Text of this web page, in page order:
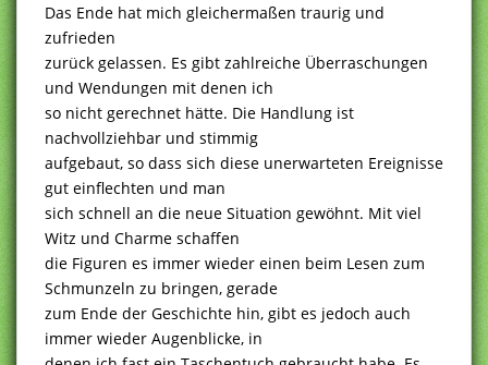
Das Ende hat mich gleichermaßen traurig und
zufrieden
zurück gelassen. Es gibt zahlreiche Überraschungen
und Wendungen mit denen ich
so nicht gerechnet hätte. Die Handlung ist
nachvollziehbar und stimmig
aufgebaut, so dass sich diese unerwarteten Ereignisse
gut einflechten und man
sich schnell an die neue Situation gewöhnt. Mit viel
Witz und Charme schaffen
die Figuren es immer wieder einen beim Lesen zum
Schmunzeln zu bringen, gerade
zum Ende der Geschichte hin, gibt es jedoch auch
immer wieder Augenblicke, in